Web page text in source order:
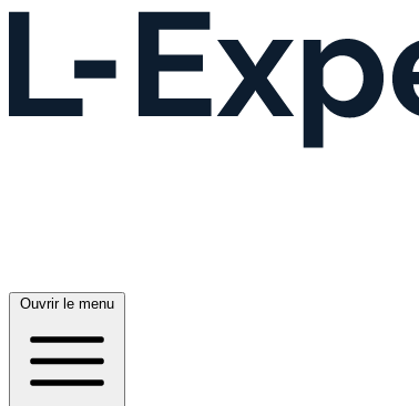
Ouvrir le menu